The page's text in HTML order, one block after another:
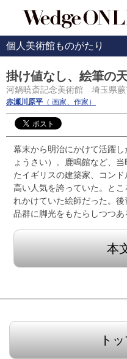
個人美術館ものがたり
掛け値なし、絵筆の
河鍋暁斎記念美術館 埼玉県蕨
赤瀬川原平 （ 画家、作家）
幕末から明治にかけて活躍
ょうさい）。鹿鳴館など、
たイギリスの建築家、コン
高い人気を誇っていた。と
れかけていた絵師だった。
品群に脚光をもたらしつつ
本
ト